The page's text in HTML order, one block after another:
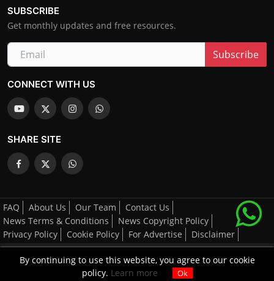
SUBSCRIBE
Get monthly updates and free resources.
Subscribe
CONNECT WITH US
SHARE SITE
FAQ About Us Our Team
Contact Us
News Terms & Conditions
News Copyright Policy
Privacy Policy
Cookie Policy For Advertise Disclaimer
All Right's Reserved By AGCNN © 2025-2026
By continuing to use this website, you agree to our cookie
policy. Learn more Ok